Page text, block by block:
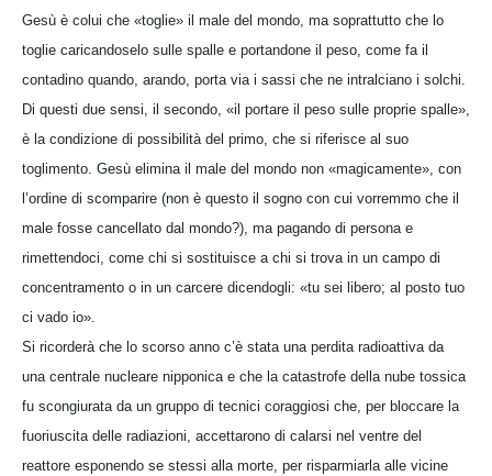
Gesù è colui che «toglie» il male del mondo, ma soprattutto che lo
toglie caricandoselo sulle spalle e portandone il peso, come fa il
contadino quando, arando, porta via i sassi che ne intralciano i solchi.
Di questi due sensi, il secondo, «il portare il peso sulle proprie spalle»,
è la condizione di possibilità del primo, che si riferisce al suo
toglimento. Gesù elimina il male del mondo non «magicamente», con
l’ordine di scomparire (non è questo il sogno con cui vorremmo che il
male fosse cancellato dal mondo?), ma pagando di persona e
rimettendoci, come chi si sostituisce a chi si trova in un campo di
concentramento o in un carcere dicendogli: «tu sei libero; al posto tuo
ci vado io».
Si ricorderà che lo scorso anno c’è stata una perdita radioattiva da
una centrale nucleare nipponica e che la catastrofe della nube tossica
fu scongiurata da un gruppo di tecnici coraggiosi che, per bloccare la
fuoriuscita delle radiazioni, accettarono di calarsi nel ventre del
reattore esponendo se stessi alla morte, per risparmiarla alle vicine